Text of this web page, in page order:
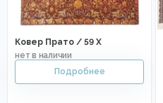
Ковер Прато / 59 X